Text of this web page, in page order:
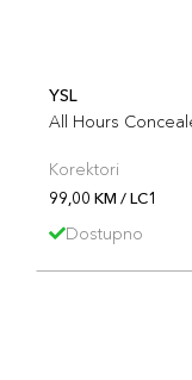
YSL
All Hours
Korektori
99,00 KM / LC1
Dostupno